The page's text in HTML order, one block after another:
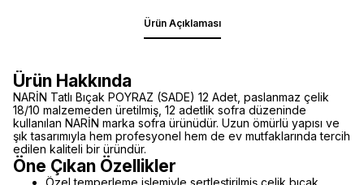
Ürün Açıklaması
Ürün Hakkında
NARİN Tatlı Bıçak POYRAZ (SADE) 12 Adet, paslanmaz çelik
18/10 malzemeden üretilmiş, 12 adetlik sofra düzeninde
kullanılan NARİN marka sofra ürünüdür. Uzun ömürlü yapısı ve
şık tasarımıyla hem profesyonel hem de ev mutfaklarında tercih
edilen kaliteli bir üründür.
Öne Çıkan Özellikler
Özel temperleme işlemiyle sertleştirilmiş çelik bıçak